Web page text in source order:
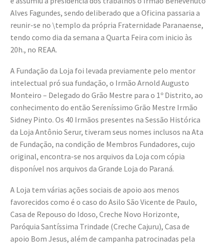
Alves Fagundes, sendo deliberado que a Oficina passaria a
reunir-se no \templo da própria Fraternidade Paranaense,
tendo como dia da semana a Quarta Feira com inicio às
20h., no REAA.
A Fundação da Loja foi levada previamente pelo mentor
intelectual pró sua fundação, o Irmão Arnold Augusto
Monteiro – Delegado do Grão Mestre para o 1º Distrito, ao
conhecimento do então Sereníssimo Grão Mestre Irmão
Sidney Pinto. Os 40 Irmãos presentes na Sessão Histórica
da Loja Antônio Serur, tiveram seus nomes inclusos na Ata
de Fundação, na condição de Membros Fundadores, cujo
original, encontra-se nos arquivos da Loja com cópia
disponível nos arquivos da Grande Loja do Paraná.
A Loja tem várias ações sociais de apoio aos menos
favorecidos como é o caso do Asilo São Vicente de Paulo,
Casa de Repouso do Idoso, Creche Novo Horizonte,
Paróquia Santíssima Trindade (Creche Cajuru), Casa de
apoio Bom Jesus, além de campanha patrocinadas pela